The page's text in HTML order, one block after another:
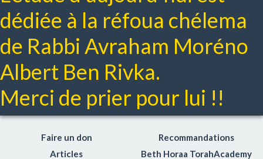
dédiée à la réfoua chélema
de Rabbi Avraham Moréno
Albert Ben Rivka.
Merci de prier pour lui !!
Faire un don
Articles
Recommandations
Beth Horaa TorahAcademy